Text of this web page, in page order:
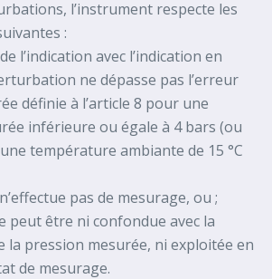
l’instrument respecte les
:
l’indication avec l’indication en
ne dépasse pas l’erreur
définie à l’article 8 pour une
inférieure ou égale à 4 bars (ou
température ambiante de 15 °C
pas de mesurage, ou ;
peut être ni confondue avec la
la pression mesurée, ni exploitée en
de mesurage.